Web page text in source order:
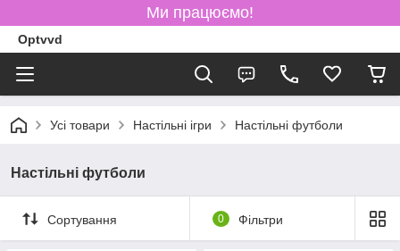
Ми працюємо!
Optvvd
Усі товари Настільні ігри Настільні футболи
Настільні футболи
Сортування 0 Фільтри